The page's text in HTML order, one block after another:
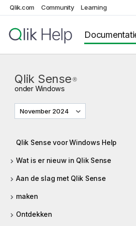
Qlik.com Community Learning
Qlik Sense ®
onder Windows
November 2024
Qlik Sense voor Windows Help
Wat is er nieuw in Qlik Sense
Aan de slag met Qlik Sense
maken
Ontdekken